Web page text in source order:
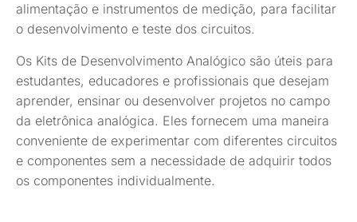
alimentação e instrumentos de medição, para facilitar
o desenvolvimento e teste dos circuitos.
Os Kits de Desenvolvimento Analógico são úteis para
estudantes, educadores e profissionais que desejam
aprender, ensinar ou desenvolver projetos no campo
da eletrônica analógica. Eles fornecem uma maneira
conveniente de experimentar com diferentes circuitos
e componentes sem a necessidade de adquirir todos
os componentes individualmente.